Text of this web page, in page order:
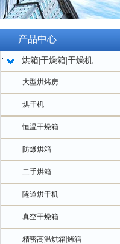
产品中心
烘箱|干燥箱|干燥机
大型烘烤房
烘干机
恒温干燥箱
防爆烘箱
二手烘箱
隧道烘干机
真空干燥箱
精密高温烘箱|烤箱